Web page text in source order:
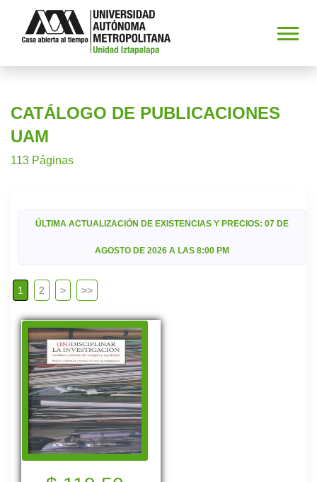
CATÁLOGO DE PUBLICACIONES
UAM
113 Páginas
ÚLTIMA ACTUALIZACIÓN DE EXISTENCIAS Y PRECIOS: 07 DE
AGOSTO DE 2026 A LAS 8:00 PM
1 2 > >>